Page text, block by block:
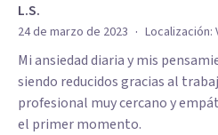
L.S.
24 de marzo de 2023 · Localización:
Mi ansiedad diaria y mis
siendo reducidos gracias al
profesional muy cercano y
el primer momento.